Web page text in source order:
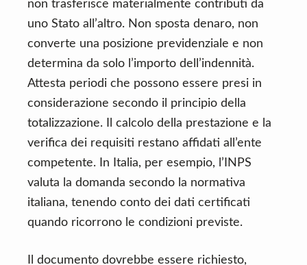
non trasferisce materialmente contributi da
uno Stato all’altro. Non sposta denaro, non
converte una posizione previdenziale e non
determina da solo l’importo dell’indennità.
Attesta periodi che possono essere presi in
considerazione secondo il principio della
totalizzazione. Il calcolo della prestazione e la
verifica dei requisiti restano affidati all’ente
competente. In Italia, per esempio, l’INPS
valuta la domanda secondo la normativa
italiana, tenendo conto dei dati certificati
quando ricorrono le condizioni previste.
Il documento dovrebbe essere richiesto,